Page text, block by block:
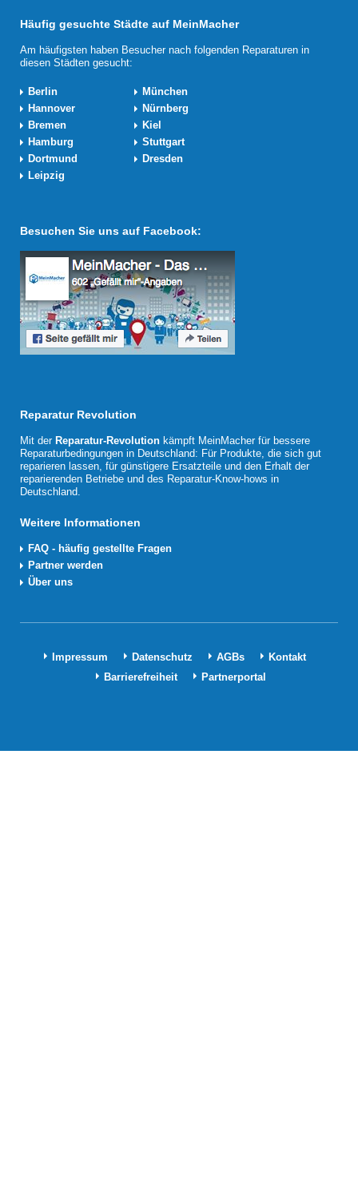
Häufig gesuchte Städte auf MeinMacher
Am häufigsten haben Besucher nach folgenden Reparaturen in
diesen Städten gesucht:
Berlin
München
Hannover
Nürnberg
Bremen
Kiel
Hamburg
Stuttgart
Dortmund
Dresden
Leipzig
Besuchen Sie uns auf Facebook:
Reparatur Revolution
Mit der Reparatur-Revolution kämpft MeinMacher für bessere
Reparaturbedingungen in Deutschland: Für Produkte, die sich gut
reparieren lassen, für günstigere Ersatzteile und den Erhalt der
reparierenden Betriebe und des Reparatur-Know-hows in
Deutschland.
Weitere Informationen
FAQ - häufig gestellte Fragen
Partner werden
Über uns
Impressum Datenschutz AGBs
Kontakt
Barrierefreiheit
Partnerportal